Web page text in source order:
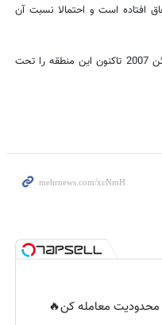
افتاده است و احتمالا نسبت آن
خاطرنشان می شود رژیم صهیونیستی به بهانه کنترل جنبش حماس بر نوارغزه از ژوئن 2007 تاکنون این منطقه را تحت
محدودیت معامله کن🔥